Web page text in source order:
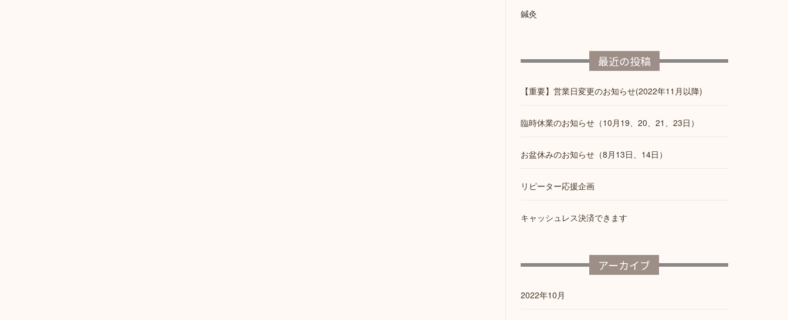
鍼灸
最近の投稿
【重要】営業日変更のお知らせ(2022年11月以降)
臨時休業のお知らせ（10月19、20、21、23日）
お盆休みのお知らせ（8月13日、14日）
リピーター応援企画
キャッシュレス決済できます
アーカイブ
2022年10月